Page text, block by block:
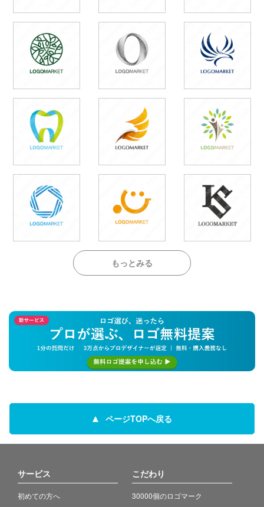
もっとみる
ページTOPへ戻る
サービス
初めての方へ
こだわり
30000個のロゴマーク